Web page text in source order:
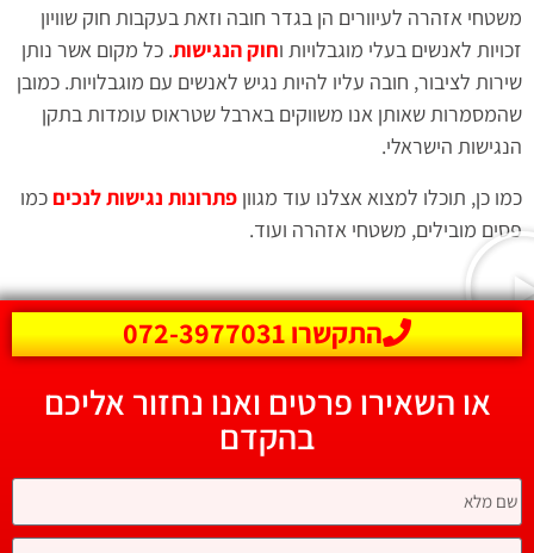
משטחי אזהרה לעיוורים הן בגדר חובה וזאת בעקבות חוק שוויון
זכויות לאנשים בעלי מוגבלויות וחוק הנגישות. כל מקום אשר נותן
שירות לציבור, חובה עליו להיות נגיש לאנשים עם מוגבלויות. כמובן
שהמסמרות שאותן אנו משווקים בארבל שטראוס עומדות בתקן
הנגישות הישראלי.
כמו כן, תוכלו למצוא אצלנו עוד מגוון פתרונות נגישות לנכים כמו
פסים מובילים, משטחי אזהרה ועוד.
התקשרו 072-3977031
או השאירו פרטים ואנו נחזור אליכם
בהקדם